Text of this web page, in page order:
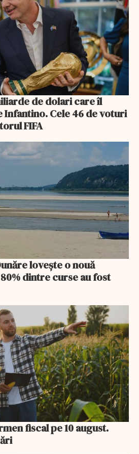
de dolari care îl
Infantino. Cele 46 de voturi
FIFA
lovește o nouă
dintre curse au fost
fiscal pe 10 august.